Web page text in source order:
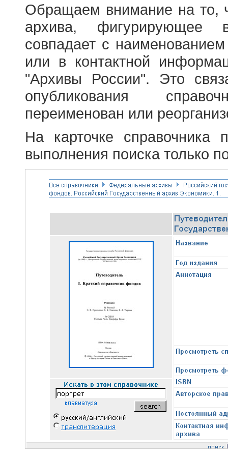
Обращаем внимание на то,
архива, фигурирующее
совпадает с
или в контактной
"Архивы России". Это
опубликования
переименован или
На карточке справочника
выполнения поиска только